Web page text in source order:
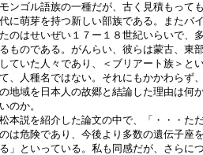
ンゴル語族の一種だが、古く見積もって
に萌芽を持つ新しい部族である。またバ
のはせいぜい１７ー１８世紀いらいで、
ものである。がんらい、彼らは蒙古、東
ていた人々であり、＜ブリアート族＞と
、人種名ではない。それにもかかわらず
地域を日本人の故郷と結論した理由は何
のか。
を紹介した論文の中で、「・・・た
は危険であり、今後より多数の遺伝子座
」といっている。私も同感だが、さらに